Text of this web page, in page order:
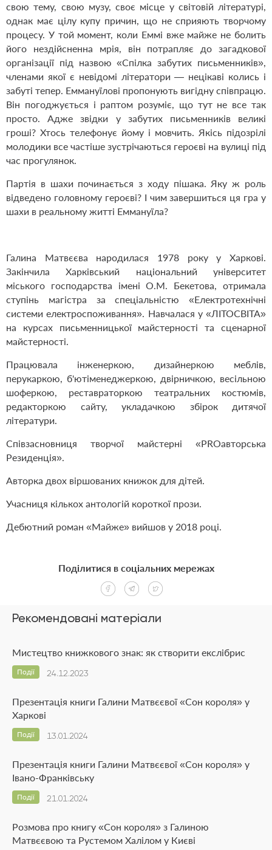
свою тему, свою музу, своє місце у світовій літературі,
однак має цілу купу причин, що не сприяють творчому
процесу. У той момент, коли Еммі вже майже не болить
його нездійсненна мрія, він потрапляє до загадкової
організації під назвою «Спілка забутих письменників»,
членами якої є невідомі літератори — нецікаві колись і
забуті тепер. Еммануїлові пропонують вигідну співпрацю.
Він погоджується і раптом розуміє, що тут не все так
просто. Адже звідки у забутих письменників великі
гроші? Хтось телефонує йому і мовчить. Якісь підозрілі
молодики все частіше зустрічаються героєві на вулиці під
час прогулянок.
Партія в шахи починається з ходу пішака. Яку ж роль
відведено головному героєві? І чим завершиться ця гра у
шахи в реальному житті Еммануїла?
Галина Матвєєва народилася 1978 року у Харкові.
Закінчила Харківський національний університет
міського господарства імені О.М. Бекетова, отримала
ступінь магістра за спеціальністю «Електротехнічні
системи електроспоживання». Навчалася у «ЛІТОСВІТА»
на курсах письменницької майстерності та сценарної
майстерності.
Працювала інженеркою, дизайнеркою меблів,
перукаркою, б'ютіменеджеркою, двірничкою, весільною
шоферкою, реставраторкою театральних костюмів,
редакторкою сайту, укладачкою збірок дитячої
літератури.
Співзасновниця творчої майстерні «РRОавторська
Резиденція».
Авторка двох віршованих книжок для дітей.
Учасниця кількох антологій короткої прози.
Дебютний роман «Майже» вийшов у 2018 році.
Рекомендовані матеріали
Мистецтво книжкового знак: як створити екслібрис
24.12.2023
Події
Презентація книги Галини Матвєєвої «Сон короля» у
Харкові
13.01.2024
Події
Презентація книги Галини Матвєєвої «Сон короля» у
Івано-Франківську
21.01.2024
Події
Розмова про книгу «Сон короля» з Галиною
Матвєєвою та Рустемом Халілом у Києві
Поділитися в соціальних мережах